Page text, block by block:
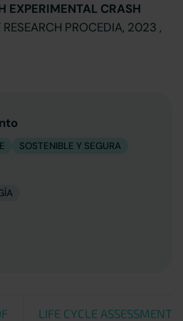
EXPERIMENTAL CRASH
RESEARCH PROCEDIA, 2023 ,
SOSTENIBLE Y SEGURA
LIFE CYCLE ASSESSMENT